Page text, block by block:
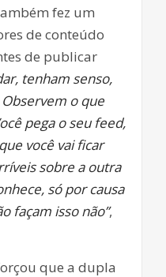
fez um
de conteúdo
de publicar
tenham senso,
o que
pega o seu feed,
você vai ficar
sobre a outra
só por causa
façam isso não”,
que a dupla